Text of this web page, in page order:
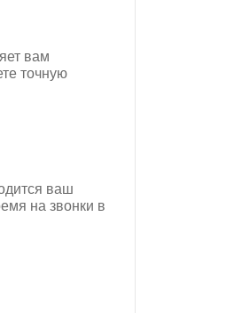
вам
точную
ваш
на звонки в